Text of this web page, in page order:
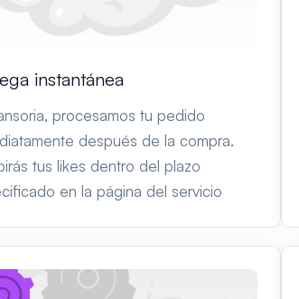
instantánea
procesamos tu pedido
después de la compra.
tus likes dentro del plazo
en la página del servicio